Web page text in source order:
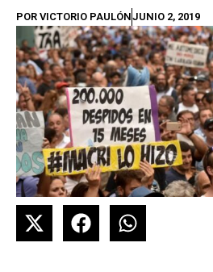
POR VICTORIO PAULÓNJUNIO 2, 2019